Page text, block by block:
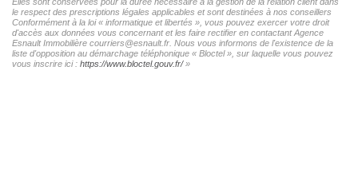
le respect des prescriptions légales applicables et sont destinées à nos conseillers
Conformément à la loi « informatique et libertés », vous pouvez exercer votre droit
d'accès aux données vous concernant et les faire rectifier en contactant Agence
Esnault Immobilière courriers@esnault.fr. Nous vous informons de l'existence de la
liste d'opposition au démarchage téléphonique « Bloctel », sur laquelle vous pouvez
vous inscrire ici : https://www.bloctel.gouv.fr/»